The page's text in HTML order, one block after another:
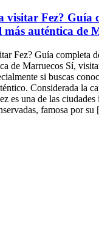
visitar Fez? Guía
auténtica de
Fez? Guía completa
de Marruecos Sí,
si buscas
Considerada la
es una de las ciudades
famosa por